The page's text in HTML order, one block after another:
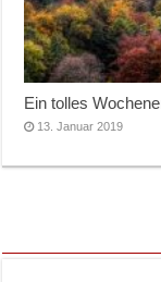
Ein tolles
13. Januar 2019